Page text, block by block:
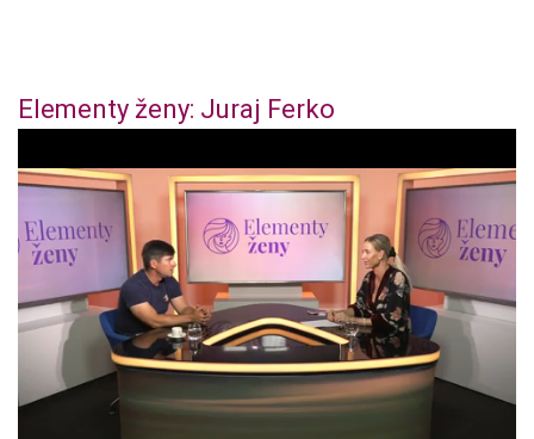
Elementy ženy: Juraj Ferko
f
4
m
i
t
e
6